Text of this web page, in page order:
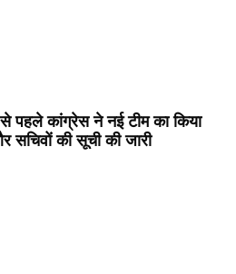
पहले कांग्रेस ने नई टीम का किया
सचिवों की सूची की जारी